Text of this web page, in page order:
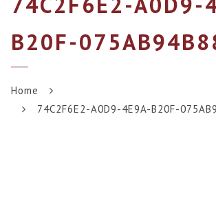
B20F-
Home
74C2F6E2-A0D9-4E9A-B20F-